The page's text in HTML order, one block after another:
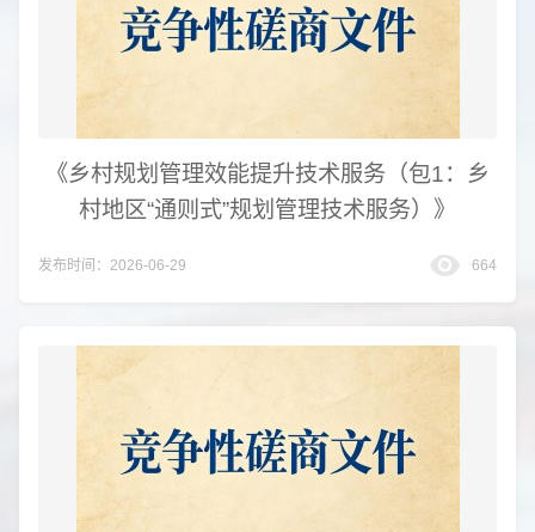
《乡村规划管理效能提升技术服务（包1：乡
村地区“通则式”规划管理技术服务）》
发布时间：2026-06-29 664